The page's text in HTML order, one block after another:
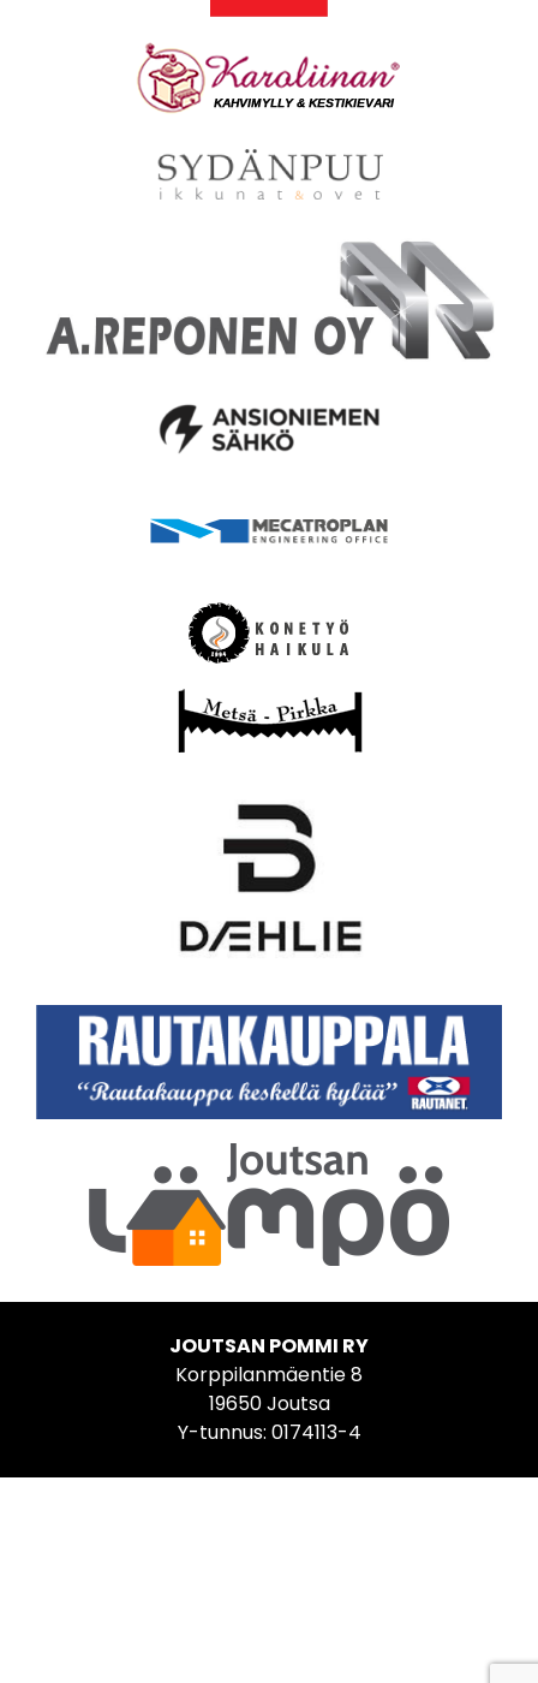
JOUTSAN POMMI RY
Korppilanmäentie 8
19650 Joutsa
Y-tunnus: 0174113-4